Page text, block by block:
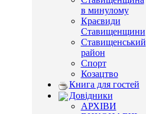
в минулому
Краєвиди
Ставищенщини
Ставищенський
район
Спорт
Козацтво
Книга для гостей
Довідники
АРХІВИ